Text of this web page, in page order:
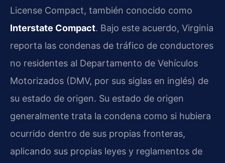
License Compact, también conocido como
Interstate Compact. Bajo este acuerdo, Virginia
reporta las condenas de tráfico de conductores
no residentes al Departamento de Vehículos
Motorizados (DMV, por sus siglas en inglés) de
su estado de origen. Su estado de origen
generalmente trata la condena como si hubiera
ocurrido dentro de sus propias fronteras,
aplicando sus propias leyes y reglamentos de